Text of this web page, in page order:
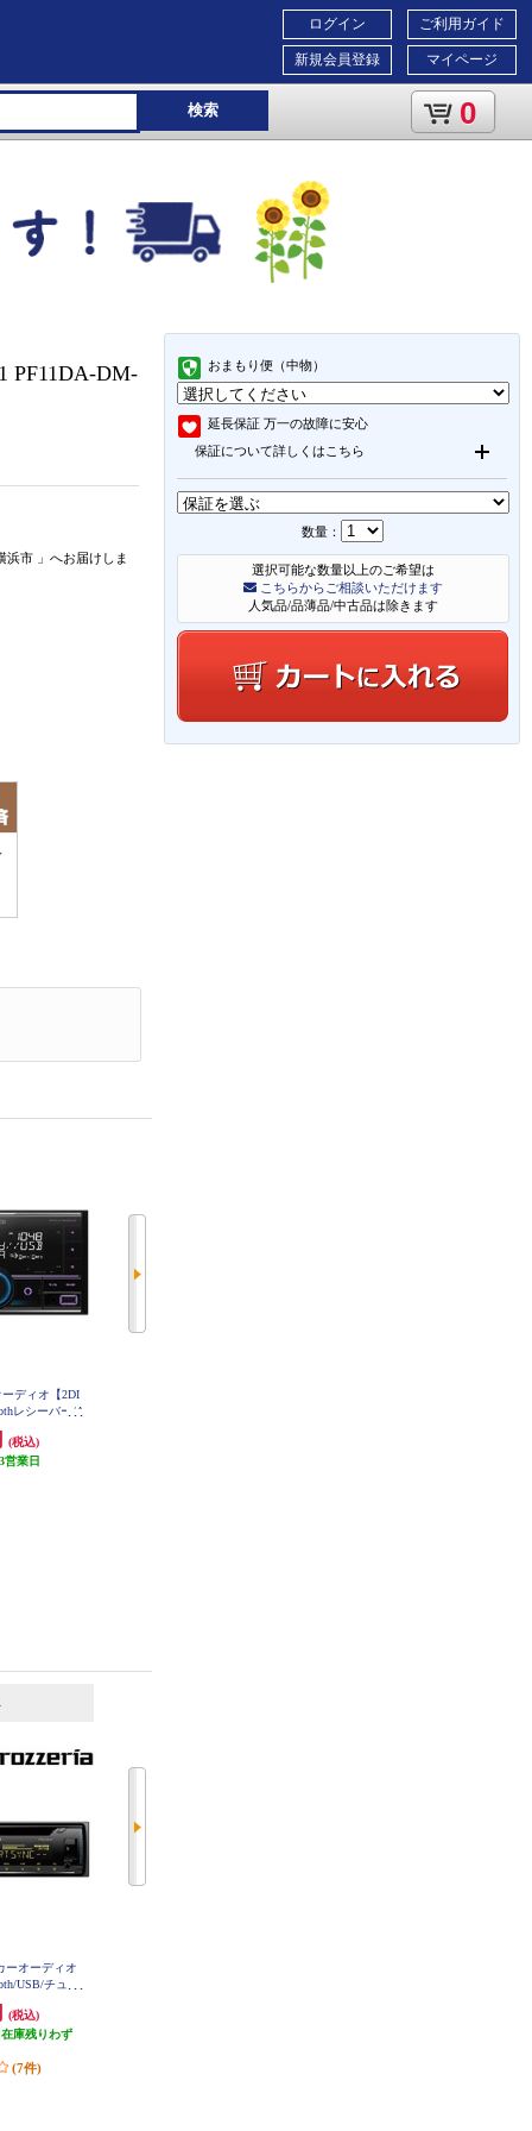
ご利用ガイド
マイページ
ログイン
新規会員登録
検索 0
おまもり便（中物）
延長保証 万一の故障に安心
保証について詳しくはこちら
数量：
選択可能な数量以上のご希望は
こちらからご相談いただけます
人気品/品薄品/中古品は除きます
PF11DA-DM-
浜市 」 へお届けしま
ディオ【2DI
レシーバー/A
(税込)
3営業日
ーオーディオ
USB/チュー
5600
(税込)
庫残りわず
(7件)